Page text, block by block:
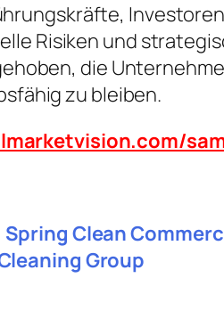
Risiken und
die
zu bleiben.
Clean
Group